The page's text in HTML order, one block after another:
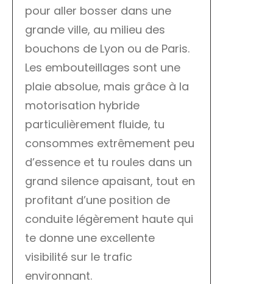
pour aller bosser dans une
grande ville, au milieu des
bouchons de Lyon ou de Paris.
Les embouteillages sont une
plaie absolue, mais grâce à la
motorisation hybride
particulièrement fluide, tu
consommes extrêmement peu
d’essence et tu roules dans un
grand silence apaisant, tout en
profitant d’une position de
conduite légèrement haute qui
te donne une excellente
visibilité sur le trafic
environnant.